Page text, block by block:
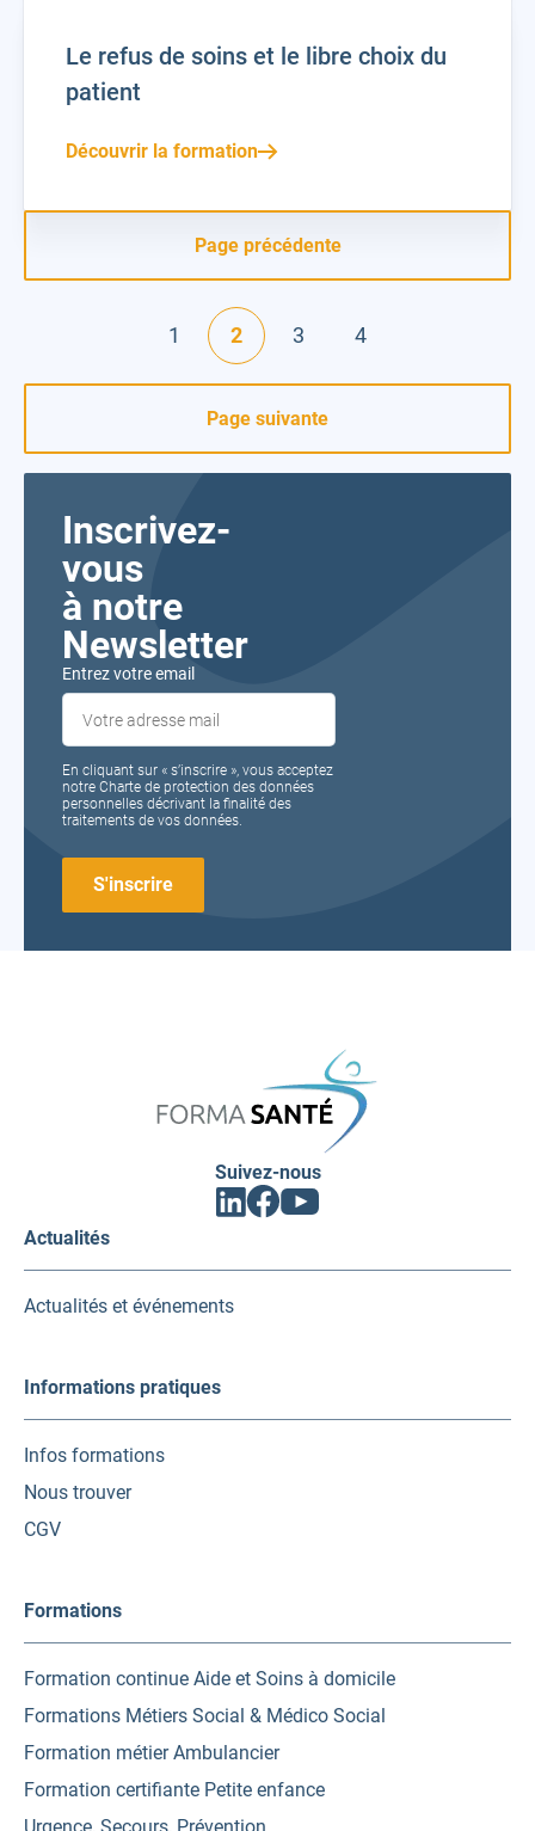
Le refus de soins et le libre choix du
patient
Découvrir la formation
Page précédente
1 2 3 4
Page suivante
Inscrivez-
vous
à notre
Newsletter
Entrez votre email
En cliquant sur « s’inscrire », vous acceptez
notre Charte de protection des données
personnelles décrivant la finalité des
traitements de vos données.
Suivez-nous
Linkedin
(ouvrir
nouvel
Facebook
(ouvrir
nouvel
Youtube
(ouvrir
nouvel
Actualités
Actualités et événements
Informations pratiques
Infos formations
Nous trouver
CGV
Formations
Formation continue Aide et Soins à domicile
Formations Métiers Social & Médico Social
Formation métier Ambulancier
Formation certifiante Petite enfance
Urgence, Secours, Prévention